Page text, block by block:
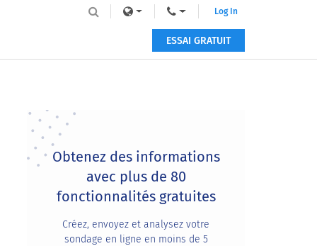
Log In
ESSAI GRATUIT
Primary
Sidebar
Obtenez des informations
avec plus de 80
fonctionnalités gratuites
Créez, envoyez et analysez votre
sondage en ligne en moins de 5